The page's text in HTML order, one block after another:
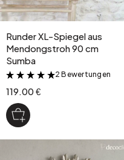
Runder XL-Spiegel aus
Mendongstroh 90 cm
Sumba
&
2 Bewertungen
119.00 €